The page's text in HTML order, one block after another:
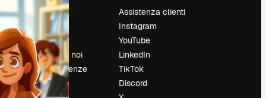
Prezzi
Chi siamo
Recensioni
Lavora con noi
Cerca tendenze
Blog
Assistenza clienti
Instagram
YouTube
LinkedIn
TikTok
Discord